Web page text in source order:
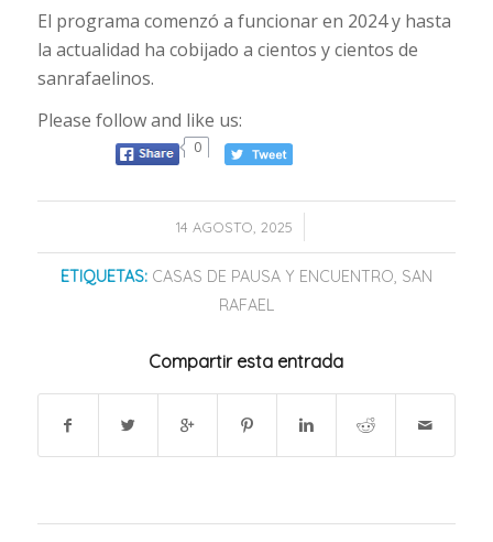
El programa comenzó a funcionar en 2024 y hasta
la actualidad ha cobijado a cientos y cientos de
sanrafaelinos.
Please follow and like us:
0
14 AGOSTO, 2025
/
ETIQUETAS: CASAS DE PAUSA Y ENCUENTRO SAN
RAFAEL
Compartir esta entrada